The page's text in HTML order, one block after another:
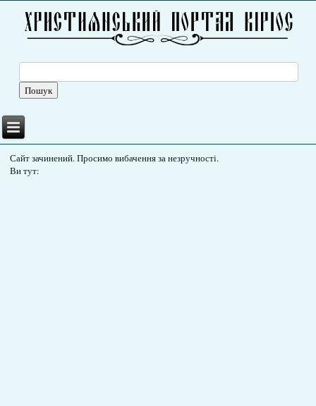
Сайт зачинений. Просимо вибачення за незручності.
Ви тут: